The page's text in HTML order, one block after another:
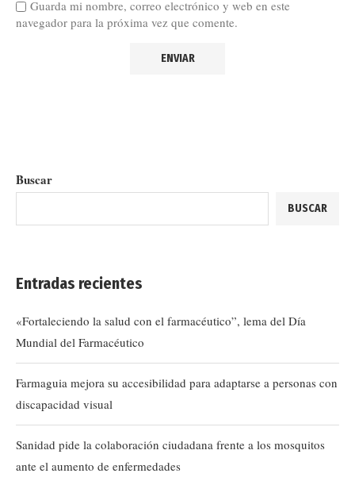
Guarda mi nombre, correo electrónico y web en este
navegador para la próxima vez que comente.
Buscar
BUSCAR
Entradas recientes
«Fortaleciendo la salud con el farmacéutico”, lema del Día
Mundial del Farmacéutico
Farmaguia mejora su accesibilidad para adaptarse a personas con
discapacidad visual
Sanidad pide la colaboración ciudadana frente a los mosquitos
ante el aumento de enfermedades